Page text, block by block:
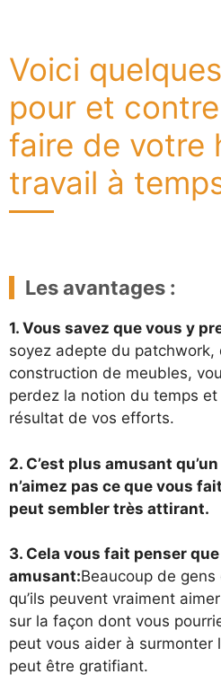
Voici
pour et contre
faire de votre
travail à
Les avantages :
1. Vous savez que vous y
soyez adepte du patchwork,
construction de meubles,
perdez la notion du temps
résultat de vos efforts.
2. C’est plus amusant
n’aimez pas ce que vous
peut sembler très attirant.
3. Cela vous fait penser
amusant:Beaucoup de
qu’ils peuvent vraiment
sur la façon dont vous
peut vous aider à surmonter
peut être gratifiant.